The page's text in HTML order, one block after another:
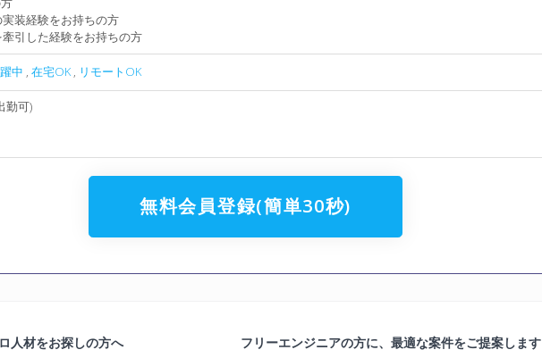
装経験をお持ちの方
引した経験をお持ちの方
中 , 在宅OK, リモートOK
勤可)
無料会員登録(簡単30秒)
人材をお探しの方へ フリーエンジニアの方に、最適な案件をご提案します